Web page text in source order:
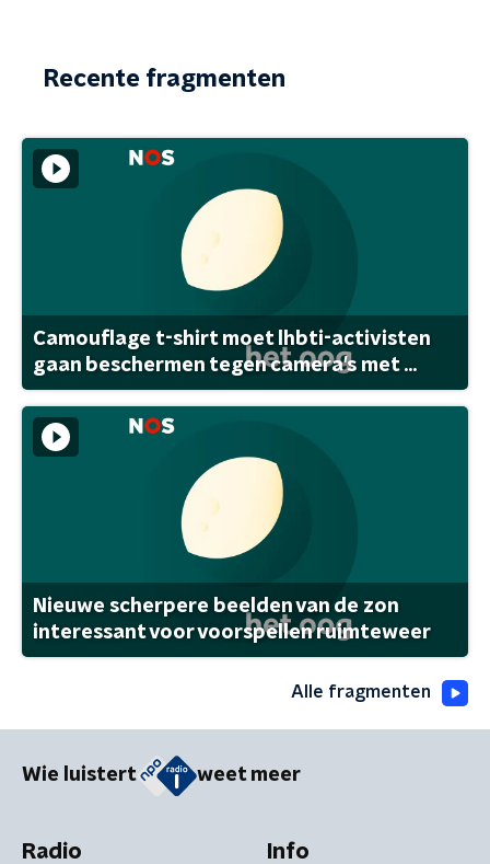
Recente fragmenten
Camouflage t-shirt moet lhbti-activisten
gaan beschermen tegen camera's met ...
Nieuwe scherpere beelden van de zon
interessant voor voorspellen ruimteweer
Alle fragmenten
Wie luistert weet meer
Radio Info